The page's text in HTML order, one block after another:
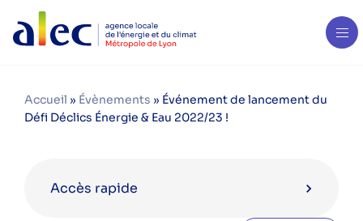
Accueil » Évènements » Événement de lancement du
Défi Déclics Énergie & Eau 2022/23 !
Accès rapide